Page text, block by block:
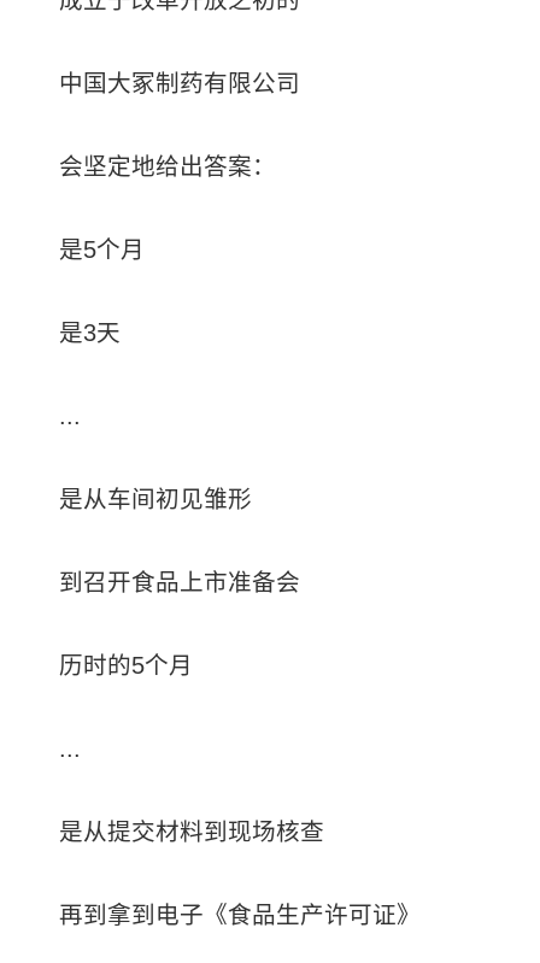
中国大冢制药有限公司
会坚定地给出答案：
是5个月
是3天
...
是从车间初见雏形
到召开食品上市准备会
历时的5个月
...
是从提交材料到现场核查
再到拿到电子《食品生产许可证》